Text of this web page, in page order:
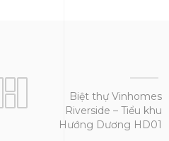
Biệt thự Vinhomes
Riverside – Tiểu khu
Hướng Dương HD01